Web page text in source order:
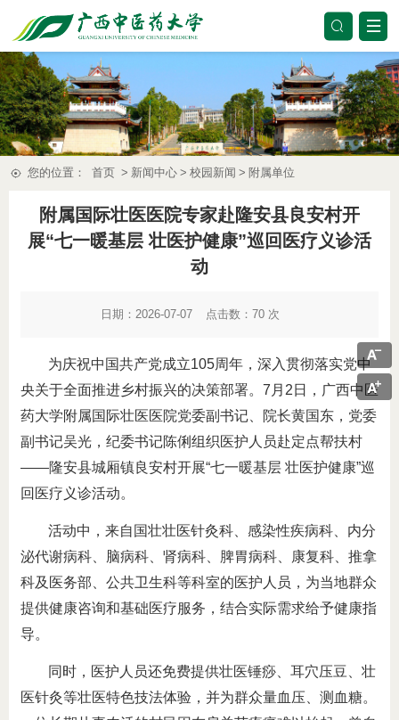
您的位置： 首页 > 新闻中心 > 校园新闻 > 附属单位
附属国际壮医医院专家赴隆安县良安村开
展“七一暖基层 壮医护健康”巡回医疗义诊活
动
日期：2026-07-07 点击数： 70次
为庆祝中国共产党成立105周年，深入贯彻落实党中
央关于全面推进乡村振兴的决策部署。7月2日，广西中医
药大学附属国际壮医医院党委副书记、院长黄国东，党委
副书记吴光，纪委书记陈俐组织医护人员赴定点帮扶村
——隆安县城厢镇良安村开展“七一暖基层 壮医护健康”巡
回医疗义诊活动。
活动中，来自国壮壮医针灸科、感染性疾病科、内分
泌代谢病科、脑病科、肾病科、脾胃病科、康复科、推拿
科及医务部、公共卫生科等科室的医护人员，为当地群众
提供健康咨询和基础医疗服务，结合实际需求给予健康指
导。
同时，医护人员还免费提供壮医锤痧、耳穴压豆、壮
医针灸等壮医特色技法体验，并为群众量血压、测血糖。